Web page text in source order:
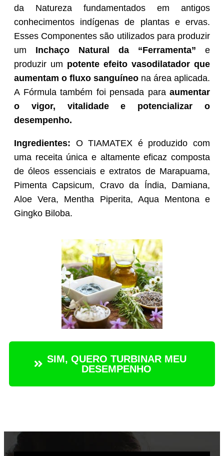
da Natureza fundamentados em antigos
conhecimentos indígenas de plantas e ervas.
Esses Componentes são utilizados para produzir
um Inchaço Natural da “Ferramenta” e
produzir um potente efeito vasodilatador que
aumentam o fluxo sanguíneo na área aplicada.
A Fórmula também foi pensada para aumentar
o vigor, vitalidade e potencializar o
desempenho.
Ingredientes: O TIAMATEX é produzido com
uma receita única e altamente eficaz composta
de óleos essenciais e extratos de Marapuama,
Pimenta Capsicum, Cravo da Índia, Damiana,
Aloe Vera, Mentha Piperita, Aqua Mentona e
Gingko Biloba.
SIM, QUERO TURBINAR MEU
DESEMPENHO